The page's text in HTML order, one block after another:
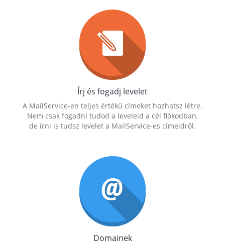
Írj és fogadj levelet
A MailService-en teljes értékű címeket hozhatsz létre.
Nem csak fogadni tudod a leveleid a cél fiókodban,
de írni is tudsz levelet a MailService-es címeidről.
Domainek